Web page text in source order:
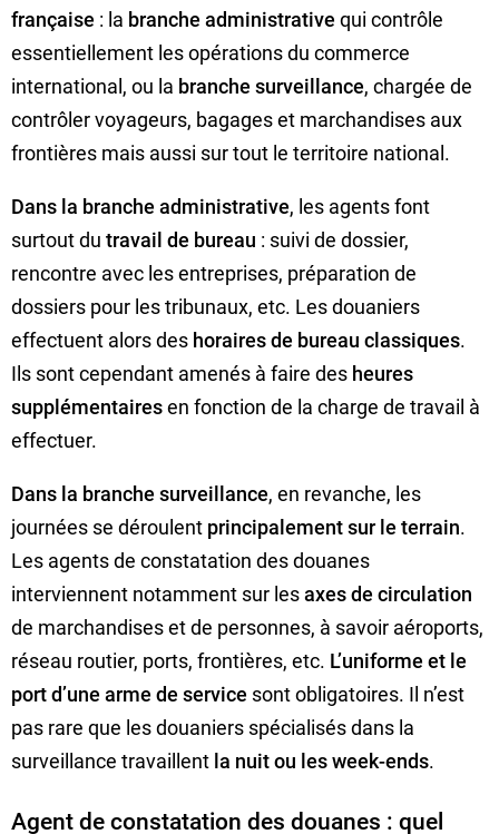
française : la branche administrative qui contrôle
essentiellement les opérations du commerce
international, ou la branche surveillance, chargée de
contrôler voyageurs, bagages et marchandises aux
frontières mais aussi sur tout le territoire national.
Dans la branche administrative, les agents font
surtout du travail de bureau : suivi de dossier,
rencontre avec les entreprises, préparation de
dossiers pour les tribunaux, etc. Les douaniers
effectuent alors des horaires de bureau classiques.
Ils sont cependant amenés à faire des heures
supplémentairesen fonction de la charge de travail à
effectuer.
Dans la branche surveillance, en revanche, les
journées se déroulent principalement sur le terrain.
Les agents de constatation des douanes
interviennent notamment sur lesaxes de circulation
de marchandises et de personnes, à savoir aéroports,
réseau routier, ports, frontières, etc. L’uniforme et le
port d’une arme de service sont obligatoires. Il n’est
pas rare que les douaniers spécialisés dans la
surveillance travaillent la nuit ou les week-ends.
Agent de constatation des douanes : quel